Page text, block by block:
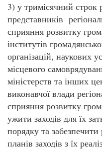
3) у тримісячний строк
представників
сприяння розвитку
інститутів
організацій, наукових
місцевого
міністерств та інших
виконавчої влади
сприяння розвитку
ужити заходів для їх
порядку та
планів заходів з їх